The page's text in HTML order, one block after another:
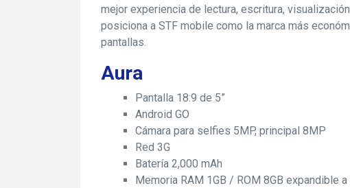
mejor experiencia de lectura, escritura,
posiciona a STF mobile como la marca más
pantallas.
Aura
Pantalla 18:9 de 5”
Android GO
Cámara para selfies 5MP, principal 8MP
Red 3G
Batería 2,000 mAh
Memoria RAM 1GB / ROM 8GB expandible a